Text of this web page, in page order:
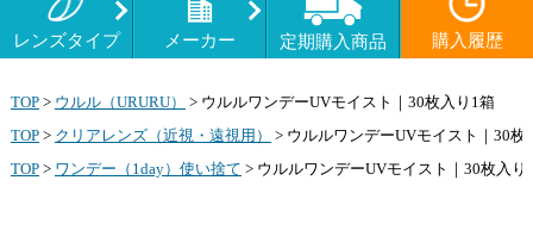
レンズタイプ メーカー 定期購入商品 購入履歴
TOP> ウルル（URURU） > ウルルワンデーUVモイスト｜30枚入り1箱
TOP> クリアレンズ（近視・遠視用） > ウルルワンデーUVモイスト｜30枚
TOP> ワンデー（1day）使い捨て > ウルルワンデーUVモイスト｜30枚入り